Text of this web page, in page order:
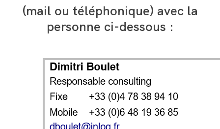
(mail ou téléphonique) avec la
personne ci-dessous :